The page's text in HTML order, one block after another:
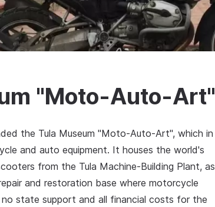
"Moto-Auto-Art"
the Tula Museum "Moto-Auto-Art", which in
and auto equipment. It houses the world's
from the Tula Machine-Building Plant, as
and restoration base where motorcycle
state support and all financial costs for the